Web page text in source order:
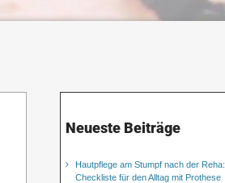
Neueste Beiträge
Hautpflege am Stumpf nach der Reha:
Checkliste für den Alltag mit Prothese